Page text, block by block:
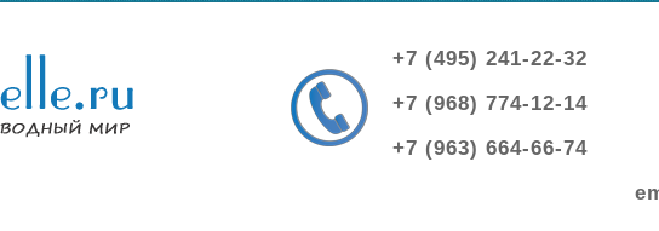
+7 (495) 241-22-32
+7 (968) 774-12-14
+7 (963) 664-66-74